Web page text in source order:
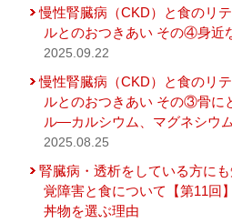
慢性腎臓病（CKD）と食のリ
ルとのおつきあい その④身近
2025.09.22
慢性腎臓病（CKD）と食のリ
ルとのおつきあい その③骨に
ル―カルシウム、マグネシウ
2025.08.25
腎臓病・透析をしている方に
覚障害と食について【第11回
丼物を選ぶ理由